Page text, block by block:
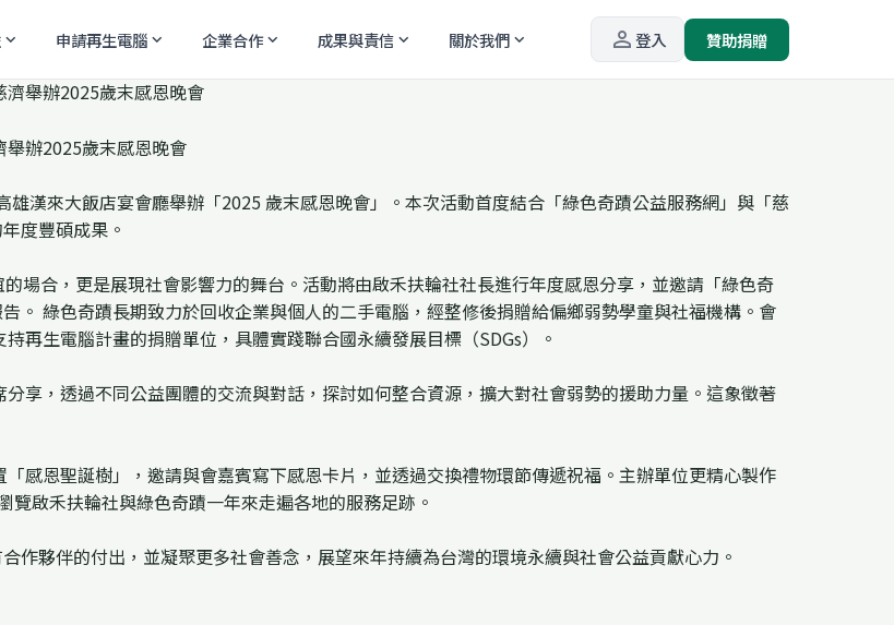
expand_more 申請再生電腦expand_more 企業合作expand_more 成果與責信expand_more 關於我們expand_more person_outline登入 贊助捐贈
舉辦2025歲末感恩晚會
漢來大飯店宴會廳舉辦「2025 歲末感恩晚會」。本次活動首度結合「綠色奇蹟公益服務網」與「慈
度豐碩成果。
場合，更是展現社會影響力的舞台。活動將由啟禾扶輪社社長進行年度感恩分享，並邀請「綠色奇
。 綠色奇蹟長期致力於回收企業與個人的二手電腦，經整修後捐贈給偏鄉弱勢學童與社福機構。會
再生電腦計畫的捐贈單位，具體實踐聯合國永續發展目標（SDGs）。
享，透過不同公益團體的交流與對話，探討如何整合資源，擴大對社會弱勢的援助力量。這象徵著
感恩聖誕樹」，邀請與會嘉賓寫下感恩卡片，並透過交換禮物環節傳遞祝福。主辦單位更精心製作
啟禾扶輪社與綠色奇蹟一年來走遍各地的服務足跡。
作夥伴的付出，並凝聚更多社會善念，展望來年持續為台灣的環境永續與社會公益貢獻心力。